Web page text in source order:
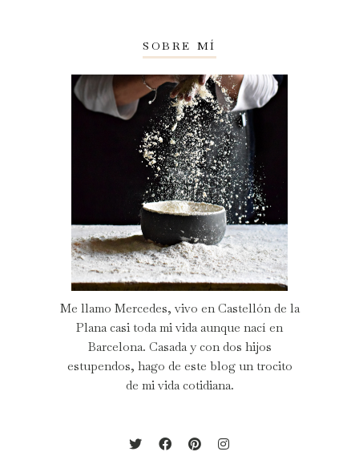
SOBRE MÍ
Me llamo Mercedes, vivo en Castellón de la
Plana casi toda mi vida aunque nací en
Barcelona. Casada y con dos hijos
estupendos, hago de este blog un trocito
de mi vida cotidiana.